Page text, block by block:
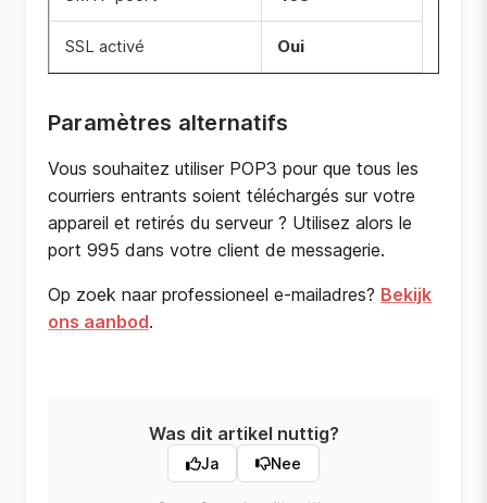
SSL activé Oui
Paramètres alternatifs
Vous souhaitez utiliser POP3 pour que tous les
courriers entrants soient téléchargés sur votre
appareil et retirés du serveur ? Utilisez alors le
port 995 dans votre client de messagerie.
Op zoek naar professioneel e-mailadres? Bekijk
ons aanbod.
Was dit artikel nuttig?
Ja Nee